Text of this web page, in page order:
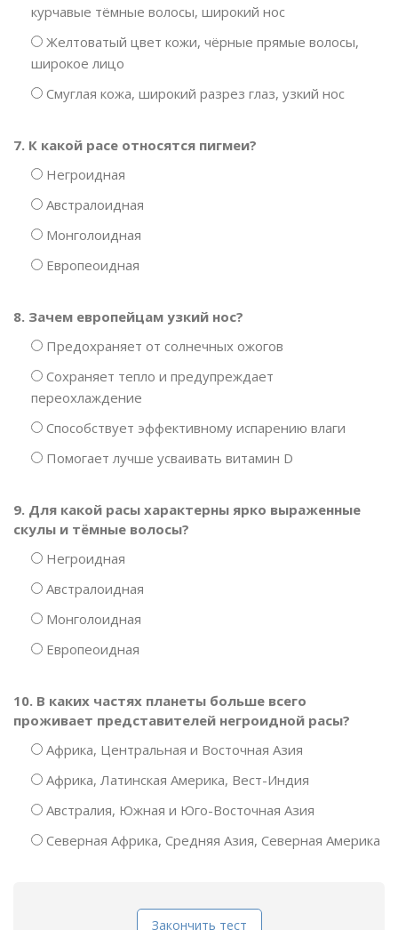
курчавые тёмные волосы, широкий нос
Желтоватый цвет кожи, чёрные прямые волосы,
широкое лицо
Смуглая кожа, широкий разрез глаз, узкий нос
7. К какой расе относятся пигмеи?
Негроидная
Австралоидная
Монголоидная
Европеоидная
8. Зачем европейцам узкий нос?
Предохраняет от солнечных ожогов
Сохраняет тепло и предупреждает
переохлаждение
Способствует эффективному испарению влаги
Помогает лучше усваивать витамин D
9. Для какой расы характерны ярко выраженные
скулы и тёмные волосы?
Негроидная
Австралоидная
Монголоидная
Европеоидная
10. В каких частях планеты больше всего
проживает представителей негроидной расы?
Африка, Центральная и Восточная Азия
Африка, Латинская Америка, Вест-Индия
Австралия, Южная и Юго-Восточная Азия
Северная Африка, Средняя Азия, Северная Америка
Закончить тест